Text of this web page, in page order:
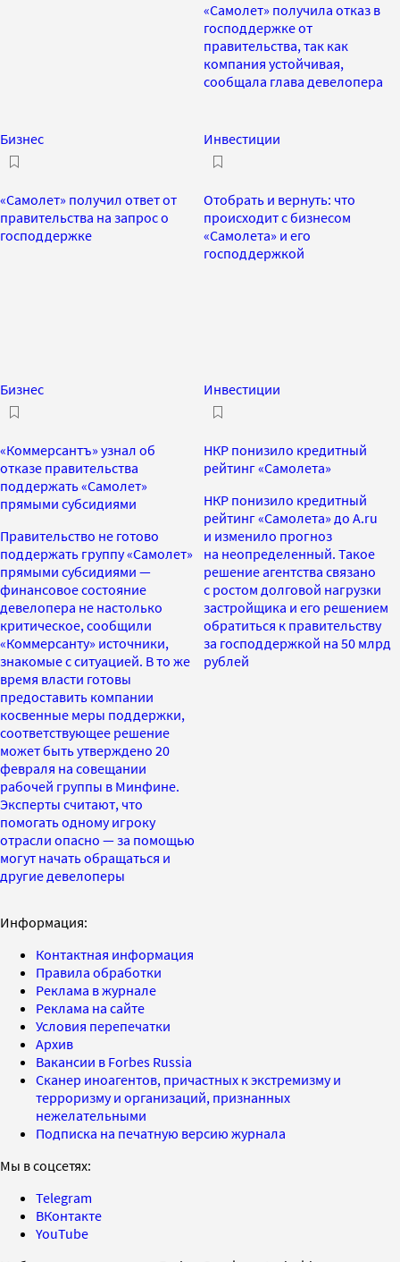
«Самолет» получила отказ в
господдержке от
правительства, так как
компания устойчивая,
сообщала глава девелопера
Бизнес
«Самолет» получил ответ от
правительства на запрос о
господдержке
Инвестиции
Отобрать и вернуть: что
происходит с бизнесом
«Самолета» и его
господдержкой
Бизнес
«Коммерсантъ» узнал об
отказе правительства
поддержать «Самолет»
прямыми субсидиями
Правительство не готово
поддержать группу «Самолет»
прямыми субсидиями —
финансовое состояние
девелопера не настолько
критическое, сообщили
«Коммерсанту» источники,
знакомые с ситуацией. В то же
время власти готовы
предоставить компании
косвенные меры поддержки,
соответствующее решение
может быть утверждено 20
февраля на совещании
рабочей группы в Минфине.
Эксперты считают, что
помогать одному игроку
отрасли опасно — за помощью
могут начать обращаться и
другие девелоперы
Инвестиции
НКР понизило кредитный
рейтинг «Самолета»
НКР понизило кредитный
рейтинг «Самолета» до A.ru
и изменило прогноз
на неопределенный. Такое
решение агентства связано
с ростом долговой нагрузки
застройщика и его решением
обратиться к правительству
за господдержкой на 50 млрд
рублей
Информация:
Контактная информация
Правила обработки
Реклама в журнале
Реклама на сайте
Условия перепечатки
Архив
Вакансии в Forbes Russia
Сканер иноагентов, причастных к экстремизму и
терроризму и организаций, признанных
нежелательными
Подписка на печатную версию журнала
Мы в соцсетях:
Telegram
ВКонтакте
YouTube